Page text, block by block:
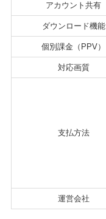
アカウント共有
ダウンロード機能
個別課金（PPV）
対応画質
支払方法
運営会社